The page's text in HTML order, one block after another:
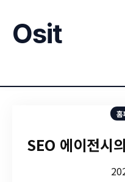
Osit
홈
SEO 에이전시